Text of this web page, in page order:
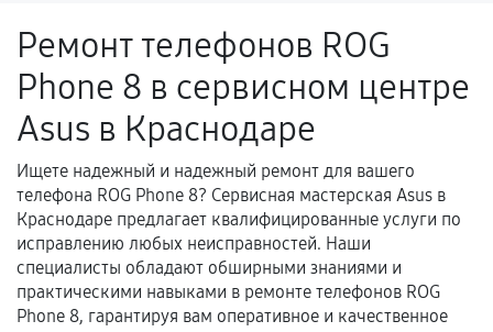
Поломка установленной детали при
нормальной эксплуатации в течение
гарантийного срока.
Несоответствие комплектующей заявленным
техническим характеристикам.
Документы для подтверждения
гарантии
Ремонт телефонов ROG
Phone 8 в сервисном центре
Asus в Краснодаре
Ищете надежный и надежный ремонт для вашего
телефона ROG Phone 8? Сервисная мастерская Asus в
Краснодаре предлагает квалифицированные услуги по
исправлению любых неисправностей. Наши
специалисты обладают обширными знаниями и
практическими навыками в ремонте телефонов ROG
Phone 8, гарантируя вам оперативное и качественное